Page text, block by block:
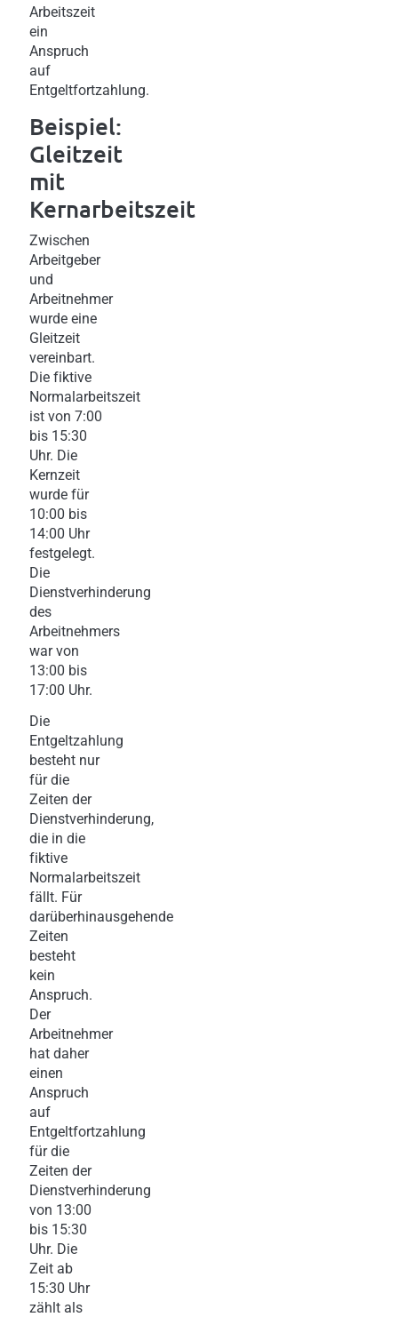
Arbeitszeit
ein
Anspruch
auf
Entgeltfortzahlung.
Beispiel:
Gleitzeit
mit
Kernarbeitszeit
Zwischen
Arbeitgeber
und
Arbeitnehmer
wurde eine
Gleitzeit
vereinbart.
Die fiktive
Normalarbeitszeit
ist von 7:00
bis 15:30
Uhr. Die
Kernzeit
wurde für
10:00 bis
14:00 Uhr
festgelegt.
Die
Dienstverhinderung
des
Arbeitnehmers
war von
13:00 bis
17:00 Uhr.
Die
Entgeltzahlung
besteht nur
für die
Zeiten der
Dienstverhinderung,
die in die
fiktive
Normalarbeitszeit
fällt. Für
darüberhinausgehende
Zeiten
besteht
kein
Anspruch.
Der
Arbeitnehmer
hat daher
einen
Anspruch
auf
Entgeltfortzahlung
für die
Zeiten der
Dienstverhinderung
von 13:00
bis 15:30
Uhr. Die
Zeit ab
15:30 Uhr
zählt als